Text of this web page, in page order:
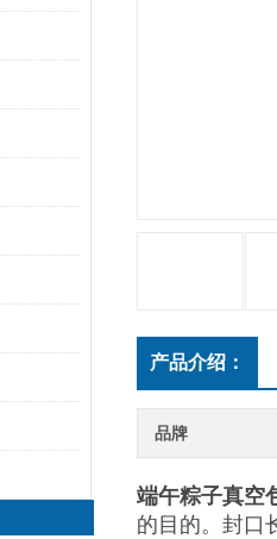
产品介绍：
品牌
端午粽子真空
的目的。封口